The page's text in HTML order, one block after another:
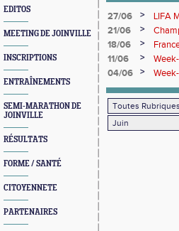
EDITOS
MEETING DE JOINVILLE
INSCRIPTIONS
ENTRAÎNEMENTS
SEMI-MARATHON DE
JOINVILLE
RÉSULTATS
FORME / SANTÉ
CITOYENNETE
PARTENAIRES
27/06 >
LIFA
21/06
>
18/06
>
11/06
>
04/06
>